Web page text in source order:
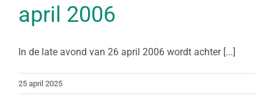
april 2006
In de late avond van 26 april 2006 wordt achter [...]
25 april 2025